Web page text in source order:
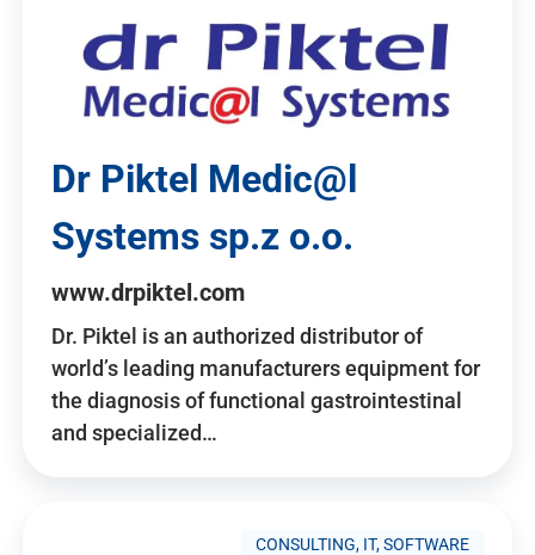
Dr Piktel Medic@l
Systems sp.z o.o.
www.drpiktel.com
Dr. Piktel is an authorized distributor of
world’s leading manufacturers equipment for
the diagnosis of functional gastrointestinal
and specialized…
CONSULTING, IT, SOFTWARE